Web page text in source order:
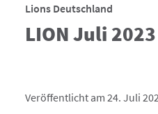
Lions Deutschland
LION Juli 2023
Veröffentlicht am 24. Juli